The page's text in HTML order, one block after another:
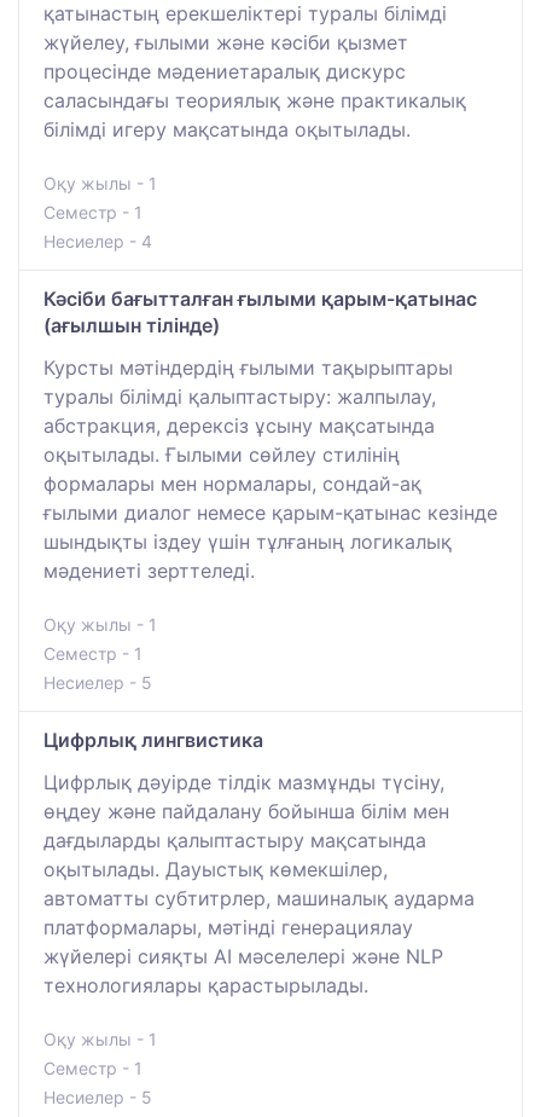
қатынастың ерекшеліктері туралы білімді
жүйелеу, ғылыми және кәсіби қызмет
процесінде мәдениетаралық дискурс
саласындағы теориялық және практикалық
білімді игеру мақсатында оқытылады.
Оқу жылы - 1
Семестр - 1
Несиелер - 4
Кәсіби бағытталған ғылыми қарым-қатынас
(ағылшын тілінде)
Курсты мәтіндердің ғылыми тақырыптары
туралы білімді қалыптастыру: жалпылау,
абстракция, дерексіз ұсыну мақсатында
оқытылады. Ғылыми сөйлеу стилінің
формалары мен нормалары, сондай-ақ
ғылыми диалог немесе қарым-қатынас кезінде
шындықты іздеу үшін тұлғаның логикалық
мәдениеті зерттеледі.
Оқу жылы - 1
Семестр - 1
Несиелер - 5
Цифрлық лингвистика
Цифрлық дәуірде тілдік мазмұнды түсіну,
өңдеу және пайдалану бойынша білім мен
дағдыларды қалыптастыру мақсатында
оқытылады. Дауыстық көмекшілер,
автоматты субтитрлер, машиналық аударма
платформалары, мәтінді генерациялау
жүйелері сияқты AI мәселелері және NLP
технологиялары қарастырылады.
Оқу жылы - 1
Семестр - 1
Несиелер - 5